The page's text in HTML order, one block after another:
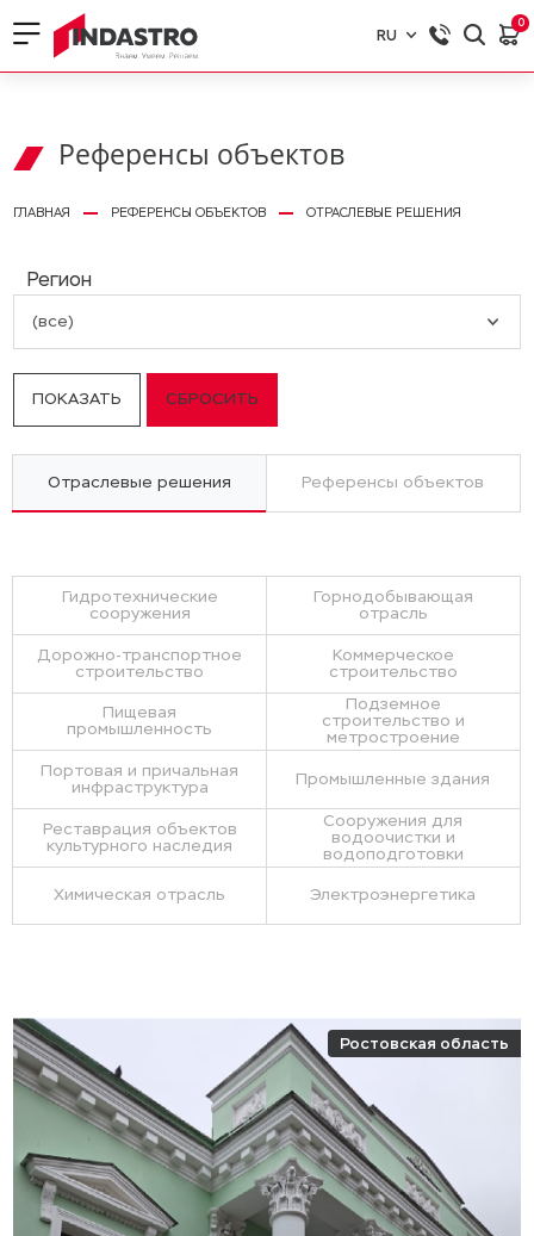
RU
RU
0
Референсы объектов
ГЛАВНАЯ РЕФЕРЕНСЫ ОБЪЕКТОВ ОТРАСЛЕВЫЕ РЕШЕНИЯ
Регион
(все)
Отраслевые решения Референсы объектов
Гидротехнические
сооружения
Горнодобывающая
отрасль
Дорожно-транспортное
строительство
Коммерческое
строительство
Пищевая
промышленность
Подземное
строительство и
метростроение
Портовая и причальная
инфраструктура
Промышленные здания
Реставрация объектов
культурного наследия
Сооружения для
водоочистки и
водоподготовки
Химическая отрасль Электроэнергетика
Ростовская область